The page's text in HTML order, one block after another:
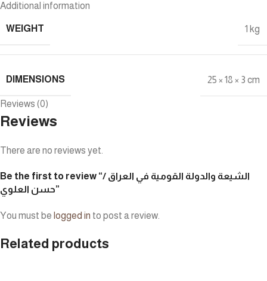
Additional information
WEIGHT 1 kg
DIMENSIONS 25 × 18 × 3 cm
Reviews (0)
Reviews
There are no reviews yet.
Be the first to review “الشيعة والدولة القومية في العراق /
حسن العلوي”
You must be logged in to post a review.
Related products